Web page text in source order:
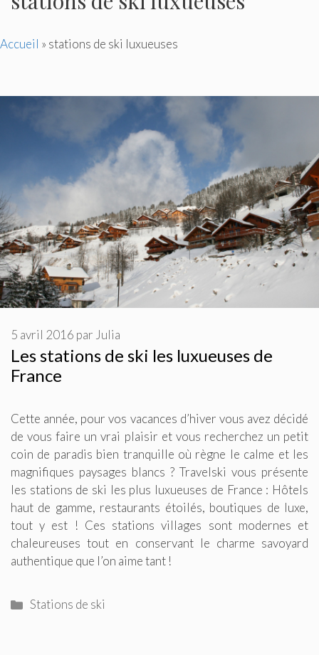
Accueil » stations de ski luxueuses
Les stations de ski les luxueuses de
France
5 avril 2016 par Julia
Cette année, pour vos vacances d’hiver vous avez décidé
de vous faire un vrai plaisir et vous recherchez un petit
coin de paradis bien tranquille où règne le calme et les
magnifiques paysages blancs ? Travelski vous présente
les stations de ski les plus luxueuses de France : Hôtels
haut de gamme, restaurants étoilés, boutiques de luxe,
tout y est ! Ces stations villages sont modernes et
chaleureuses tout en conservant le charme savoyard
authentique que l’on aime tant !
Catégories
Stations de ski